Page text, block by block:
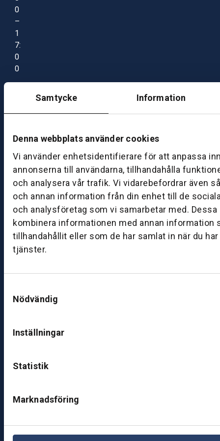
Samtycke Information
Denna webbplats använder cookies
Vi använder enhetsidentifierare för att anpassa
annonserna till användarna, tillhandahålla
och analysera vår trafik. Vi vidarebefordrar även
och annan information från din enhet till de
och analysföretag som vi samarbetar med. Dessa
kombinera informationen med annan information
tillhandahållit eller som de har samlat in när du
tjänster.
Nödvändig
Inställningar
Statistik
Marknadsföring
0
–
1
7:
0
0
ut
S
ö
v
d
e
ik
J
ö
g
u
d